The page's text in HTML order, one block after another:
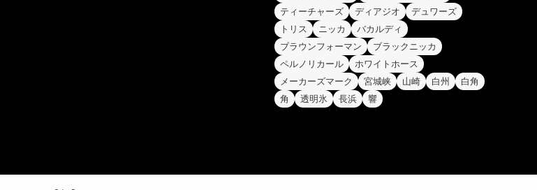
ティーチャーズ
ディアジオ
デュワーズ
トリス
ニッカ
バカルディ
ブラウンフォーマン
ブラックニッカ
ペルノリカール
ホワイトホース
メーカーズマーク
宮城峡 山崎 白州
白角
角
透明氷 長浜 響